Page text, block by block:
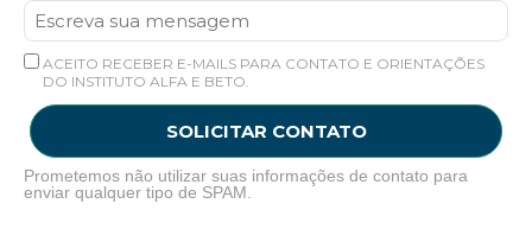
ACEITO RECEBER E-MAILS PARA CONTATO E ORIENTAÇÕES
DO INSTITUTO ALFA E BETO.
SOLICITAR CONTATO
Prometemos não utilizar suas informações de contato para
enviar qualquer tipo de SPAM.